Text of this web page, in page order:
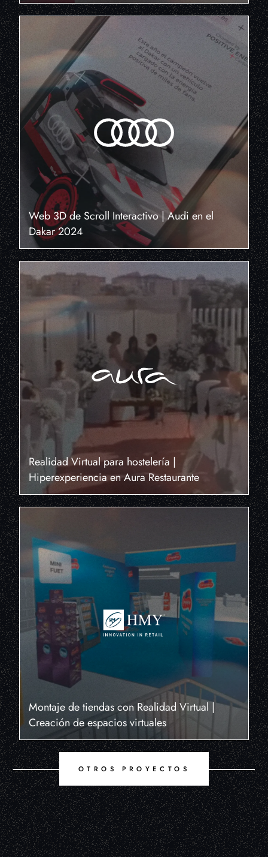
Web 3D de Scroll Interactivo | Audi en el
Dakar 2024
Realidad Virtual para hostelería |
Hiperexperiencia en Aura Restaurante
Montaje de tiendas con Realidad Virtual |
Creación de espacios virtuales
OTROS PROYECTOS